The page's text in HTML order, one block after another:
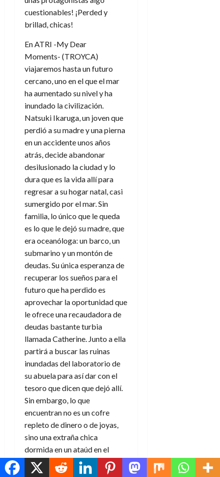
cuestionables! ¡Perded y
brillad, chicas!
En ATRI -My Dear
Moments- (TROYCA)
viajaremos hasta un futuro
cercano, uno en el que el mar
ha aumentado su nivel y ha
inundado la civilización.
Natsuki Ikaruga, un joven que
perdió a su madre y una pierna
en un accidente unos años
atrás, decide abandonar
desilusionado la ciudad y lo
dura que es la vida allí para
regresar a su hogar natal, casi
sumergido por el mar. Sin
familia, lo único que le queda
es lo que le dejó su madre, que
era oceanóloga: un barco, un
submarino y un montón de
deudas. Su única esperanza de
recuperar los sueños para el
futuro que ha perdido es
aprovechar la oportunidad que
le ofrece una recaudadora de
deudas bastante turbia
llamada Catherine. Junto a ella
partirá a buscar las ruinas
inundadas del laboratorio de
su abuela para así dar con el
tesoro que dicen que dejó allí.
Sin embargo, lo que
encuentran no es un cofre
repleto de dinero o de joyas,
sino una extraña chica
dormida en un ataúd en el
fondo del mar: Atri. Atri es un
robot, pero su aspecto y su